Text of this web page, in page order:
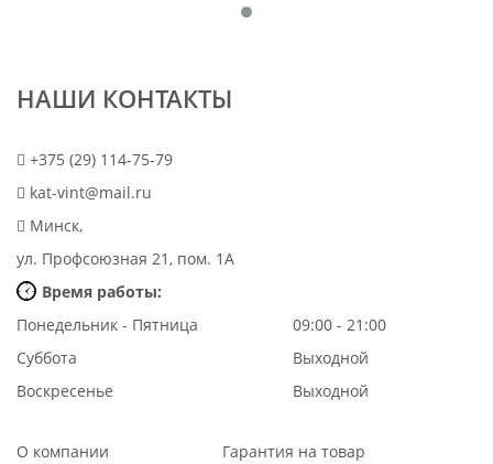
НАШИ КОНТАКТЫ
+375 (29) 114-75-79
kat-vint@mail.ru
Минск,
ул. Профсоюзная 21, пом. 1А
Время работы:
Понедельник - Пятница
09:00 - 21:00
Суббота
Выходной
Воскресенье
Выходной
О компании
Гарантия на товар